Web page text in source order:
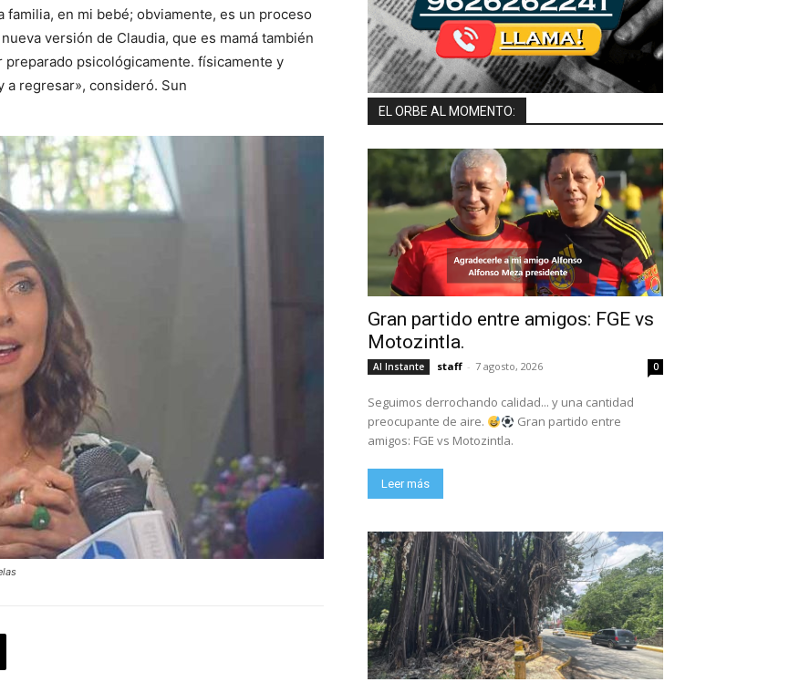
en mi bebé; obviamente, es un proceso
versión de Claudia, que es mamá también
psicológicamente. físicamente y
a regresar», consideró. Sun
EL ORBE AL MOMENTO:
Gran partido entre amigos: FGE vs
Motozintla.
Al Instante staff - 7 agosto, 2026 0
Seguimos derrochando calidad... y una cantidad
preocupante de aire.
Gran partido entre
amigos: FGE vs Motozintla.
Leer más